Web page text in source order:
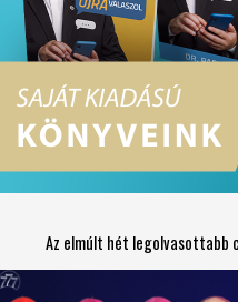
Az elmúlt hét legolvasottabb